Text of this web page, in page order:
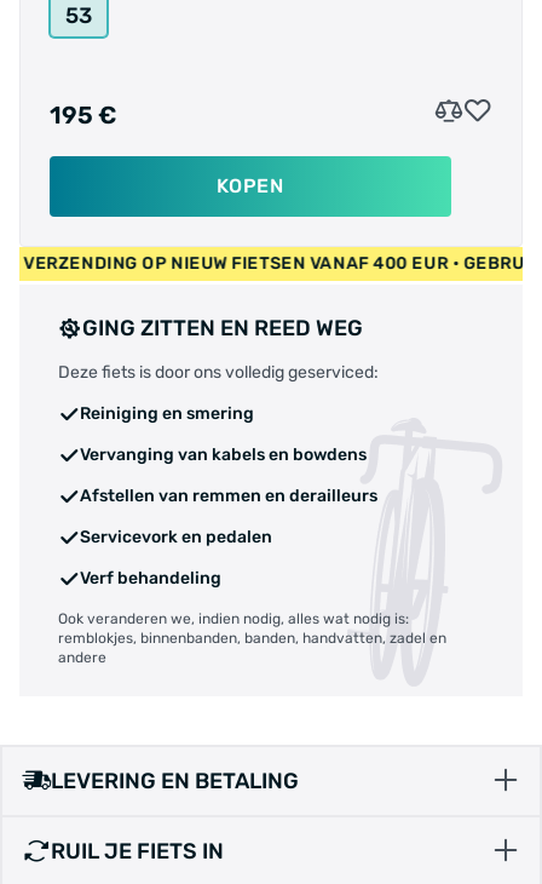
53
195 €
KOPEN
VERZENDING OP NIEUW FIETSEN VANAF 400 EUR •
GING ZITTEN EN REED WEG
Deze fiets is door ons volledig geserviced:
Reiniging en smering
Vervanging van kabels en bowdens
Afstellen van remmen en derailleurs
Servicevork en pedalen
Verf behandeling
Ook veranderen we, indien nodig, alles wat nodig is:
remblokjes, binnenbanden, banden, handvatten, zadel en
andere
LEVERING EN BETALING
RUIL JE FIETS IN